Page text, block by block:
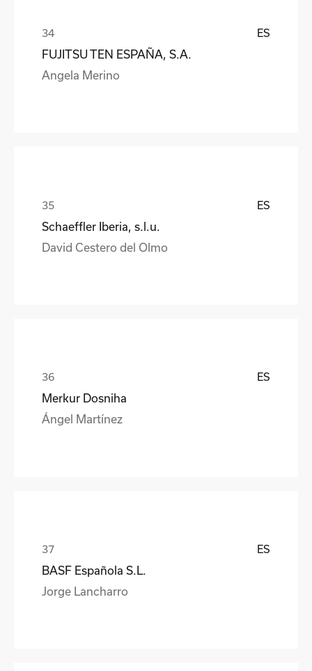
ES
FUJITSU TEN ESPAÑA, S.A.
Angela Merino
ES
Schaeffler Iberia, s.l.u.
David Cestero del Olmo
ES
Merkur Dosniha
Ángel Martínez
ES
BASF Española S.L.
Jorge Lancharro